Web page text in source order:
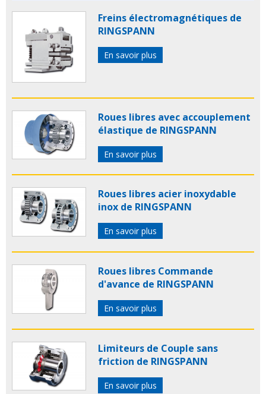
Freins électromagnétiques de
RINGSPANN
En savoir plus
Roues libres avec accouplement
élastique de RINGSPANN
En savoir plus
Roues libres acier inoxydable
inox de RINGSPANN
En savoir plus
Roues libres Commande
d'avance de RINGSPANN
En savoir plus
Limiteurs de Couple sans
friction de RINGSPANN
En savoir plus